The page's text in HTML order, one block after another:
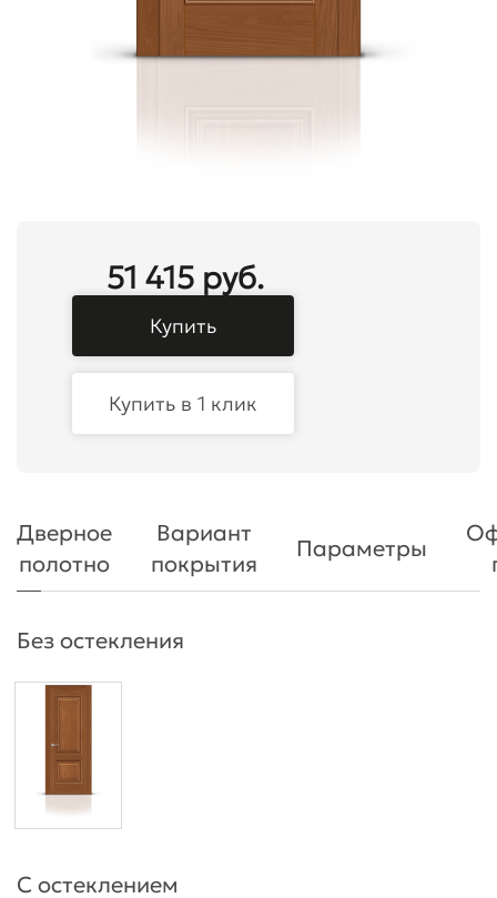
51 415 руб.
Купить
Купить в 1 клик
Дверное
полотно
Вариант
покрытия
Параметры
Без остекления
С остеклением